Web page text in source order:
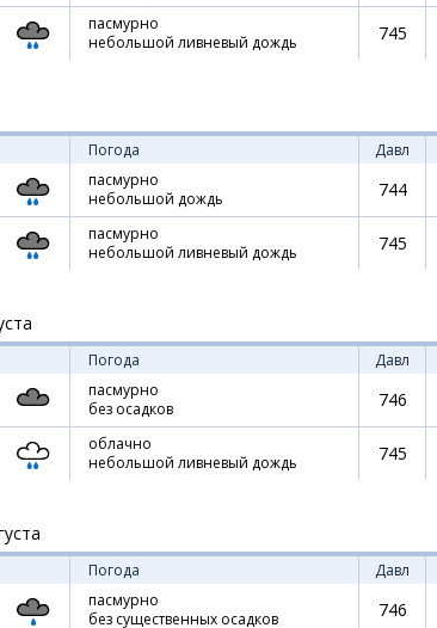
пасмурно
небольшой ливневый дождь
745
Погода Давл
пасмурно
небольшой дождь
744
пасмурно
небольшой ливневый дождь
745
Погода Давл
пасмурно
без осадков
746
облачно
небольшой ливневый дождь
745
Погода Давл
пасмурно
без существенных осадков
746